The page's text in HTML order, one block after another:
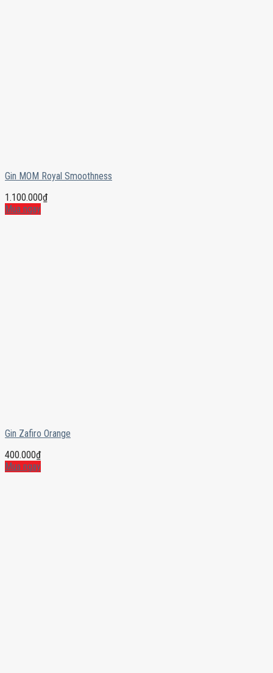
Gin MOM Royal Smoothness
1.100.000₫
Mua ngay
Gin Zafiro Orange
400.000₫
Mua ngay